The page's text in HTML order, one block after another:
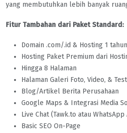
yang membutuhkan lebih banyak
Fitur Tambahan dari Paket Standard:
Domain .com/.id & Hosting 1 tahun
Hosting Paket Premium dari
Hingga 8 Halaman
Halaman Galeri Foto, Video, &
Blog/Artikel Berita Perusahaan
Google Maps & Integrasi Media
Live Chat (Tawk.to atau WhatsApp
Basic SEO On-Page